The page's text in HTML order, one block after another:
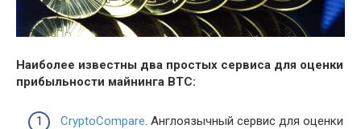
Наиболее известны два простых сервиса для оценки
прибыльности майнинга BTC:
CryptoCompare. Англоязычный сервис для оценки